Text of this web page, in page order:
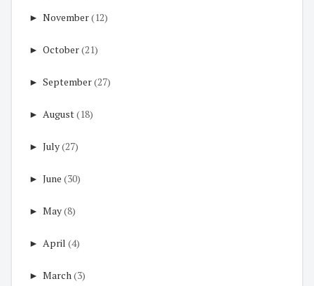
► November(12)
► October(21)
► September(27)
► August(18)
► July(27)
► June (30)
► May(8)
► April (4)
► March(3)